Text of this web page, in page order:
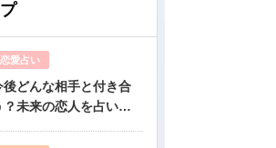
恋愛占い
後どんな相手と付き合
？未来の恋人を占いま